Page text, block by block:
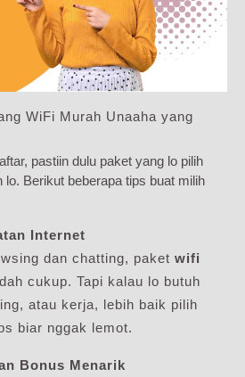
WiFi Murah Unaaha yang
pastiin dulu paket yang lo pilih
Berikut beberapa tips buat milih
Internet
dan chatting, paket wifi
cukup. Tapi kalau lo butuh
atau kerja, lebih baik pilih
biar nggak lemot.
Bonus Menarik